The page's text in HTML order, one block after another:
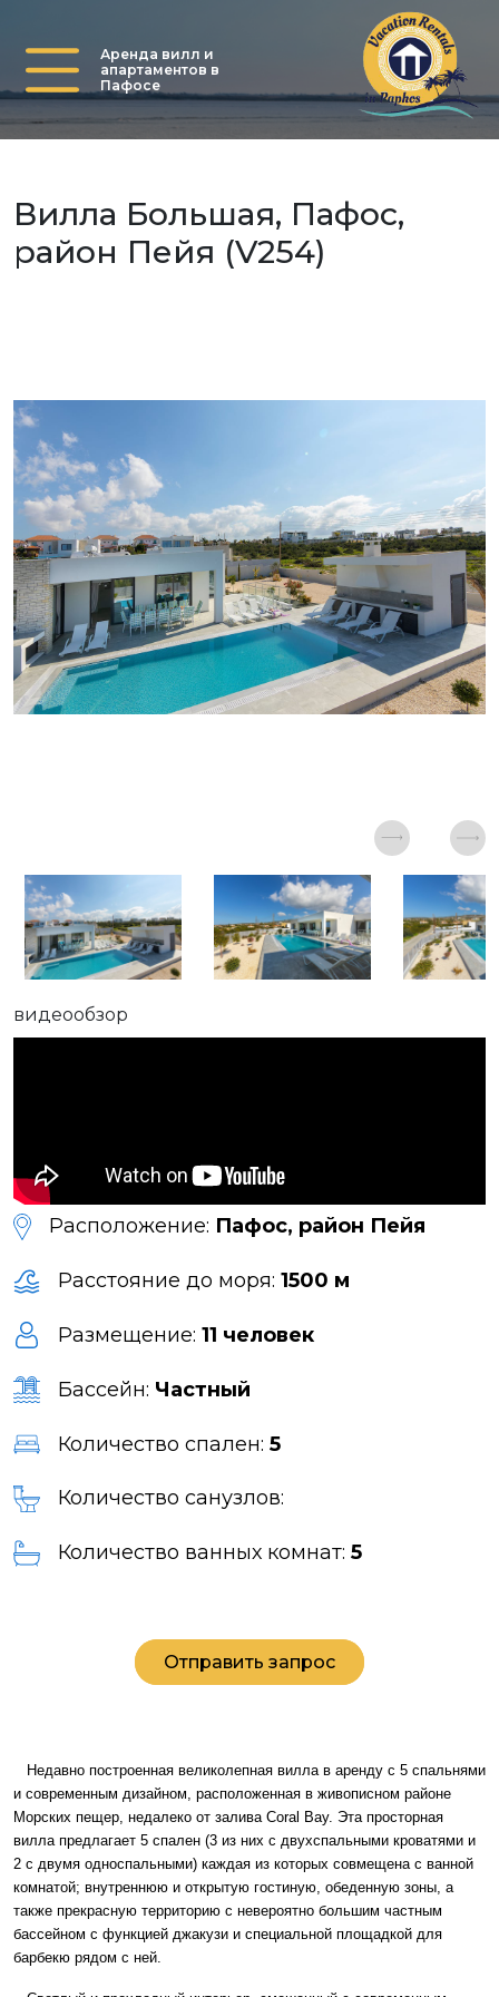
Аренда вилл и
апартаментов в
Пафосе
Вилла Большая, Пафос,
район Пейя (V254)
видеообзор
Расположение: Пафос, район Пейя
Расстояние до моря: 1500 м
Размещение: 11 человек
Бассейн: Частный
Количество спален: 5
Количество санузлов:
Количество ванных комнат: 5
Отправить запрос
Недавно построенная великолепная вилла в аренду с 5 спальнями
и современным дизайном, расположенная в живописном районе
Морских пещер, недалеко от залива Coral Bay. Эта просторная
вилла предлагает 5 спален (3 из них с двухспальными кроватями и
2 с двумя односпальными) каждая из которых совмещена с ванной
комнатой; внутреннюю и открытую гостиную, обеденную зоны, а
также прекрасную территорию с невероятно большим частным
бассейном с функцией джакузи и специальной площадкой для
барбекю рядом с ней.